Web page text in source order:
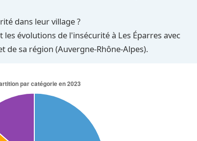
dans leur village ?
évolutions de l'insécurité à Les Éparres avec
de sa région (Auvergne-Rhône-Alpes).